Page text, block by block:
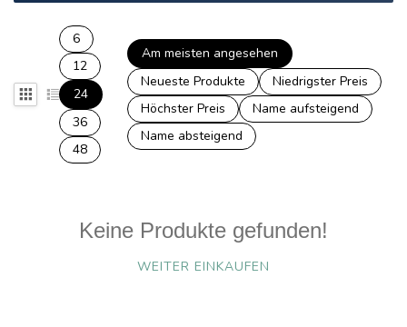
6
12
24
36
48
Am meisten angesehen
Neueste Produkte
Niedrigster Preis
Höchster Preis
Name aufsteigend
Name absteigend
Keine Produkte gefunden!
WEITER EINKAUFEN